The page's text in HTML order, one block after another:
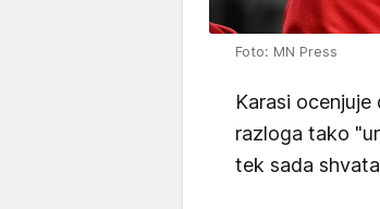
Foto: MN Press
Karasi
razloga tako
tek sada